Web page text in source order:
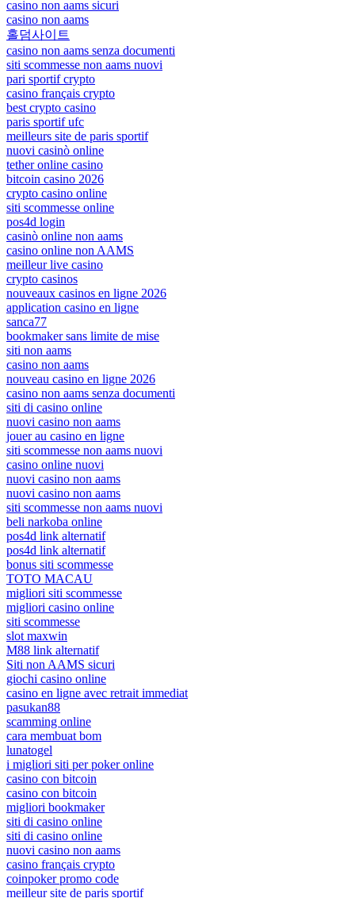
casino non aams sicuri
casino non aams
홀덤사이트
casino non aams senza documenti
siti scommesse non aams nuovi
pari sportif crypto
casino français crypto
best crypto casino
paris sportif ufc
meilleurs site de paris sportif
nuovi casinò online
tether online casino
bitcoin casino 2026
crypto casino online
siti scommesse online
pos4d login
casinò online non aams
casino online non AAMS
meilleur live casino
crypto casinos
nouveaux casinos en ligne 2026
application casino en ligne
sanca77
bookmaker sans limite de mise
siti non aams
casino non aams
nouveau casino en ligne 2026
casino non aams senza documenti
siti di casino online
nuovi casino non aams
jouer au casino en ligne
siti scommesse non aams nuovi
casino online nuovi
nuovi casino non aams
nuovi casino non aams
siti scommesse non aams nuovi
beli narkoba online
pos4d link alternatif
pos4d link alternatif
bonus siti scommesse
TOTO MACAU
migliori siti scommesse
migliori casino online
siti scommesse
slot maxwin
M88 link alternatif
Siti non AAMS sicuri
giochi casino online
casino en ligne avec retrait immediat
pasukan88
scamming online
cara membuat bom
lunatogel
i migliori siti per poker online
casino con bitcoin
casino con bitcoin
migliori bookmaker
siti di casino online
siti di casino online
nuovi casino non aams
casino français crypto
coinpoker promo code
meilleur site de paris sportif